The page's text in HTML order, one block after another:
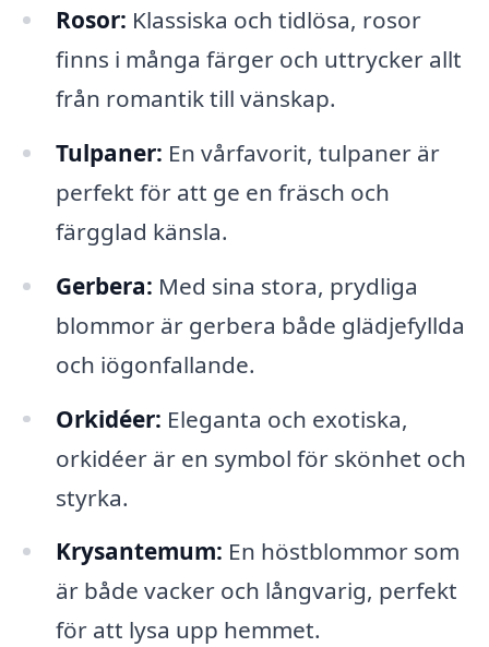
Rosor: Klassiska och tidlösa, rosor
finns i många färger och uttrycker allt
från romantik till vänskap.
Tulpaner: En vårfavorit, tulpaner är
perfekt för att ge en fräsch och
färgglad känsla.
Gerbera: Med sina stora, prydliga
blommor är gerbera både glädjefyllda
och iögonfallande.
Orkidéer: Eleganta och exotiska,
orkidéer är en symbol för skönhet och
styrka.
Krysantemum: En höstblommor som
är både vacker och långvarig, perfekt
för att lysa upp hemmet.